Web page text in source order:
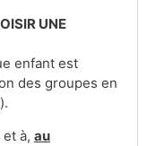
UNE
enfant est
des groupes en
et à, au